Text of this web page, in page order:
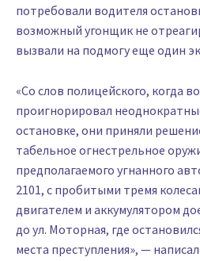
потребовали водителя
возможный угонщик не
вызвали на подмогу еще один
«Со слов полицейского, когда
проигнорировал
остановке, они приняли
табельное огнестрельное
предполагаемого угнанного
2101, с пробитыми тремя
двигателем и аккумулятором
до ул. Моторная, где
места преступления», —